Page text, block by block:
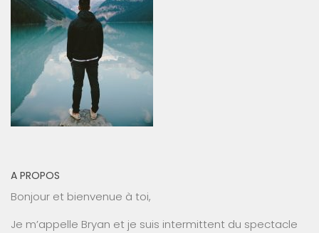
A PROPOS
Bonjour et bienvenue à toi,
Je m’appelle Bryan et je suis intermittent du spectacle